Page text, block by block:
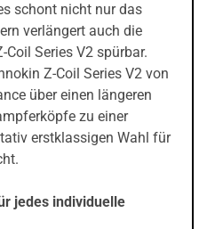
schont nicht nur das
verlängert auch die
Coil Series V2 spürbar.
Z-Coil Series V2 von
über einen längeren
zu einer
erstklassigen Wahl für
jedes individuelle